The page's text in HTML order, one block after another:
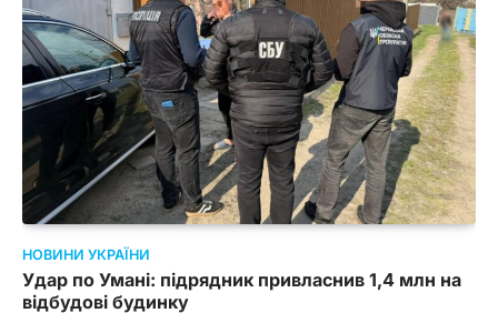
НОВИНИ УКРАЇНИ
Удар по Умані: підрядник привласнив 1,4 млн на
відбудові будинку